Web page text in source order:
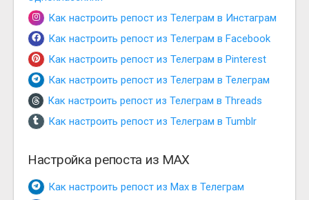
Как настроить репост из Телеграм в Инстаграм
Как настроить репост из Телеграм в Facebook
Как настроить репост из Телеграм в Pinterest
Как настроить репост из Телеграм в Телеграм
Как настроить репост из Телеграм в Threads
Как настроить репост из Телеграм в Tumblr
Настройка репоста из MAX
Как настроить репост из Max в Телеграм